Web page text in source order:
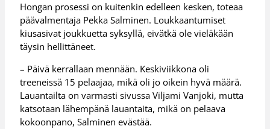
Hongan prosessi on kuitenkin edelleen kesken, toteaa
päävalmentaja Pekka Salminen. Loukkaantumiset
kiusasivat joukkuetta syksyllä, eivätkä ole vieläkään
täysin hellittäneet.
– Päivä kerrallaan mennään. Keskiviikkona oli
treeneissä 15 pelaajaa, mikä oli jo oikein hyvä määrä.
Lauantailta on varmasti sivussa Viljami Vanjoki, mutta
katsotaan lähempänä lauantaita, mikä on pelaava
kokoonpano, Salminen evästää.